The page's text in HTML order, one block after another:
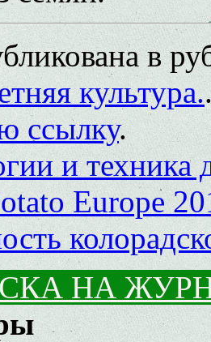
в
культура.
ссылку.
и техника
Еurope
НА